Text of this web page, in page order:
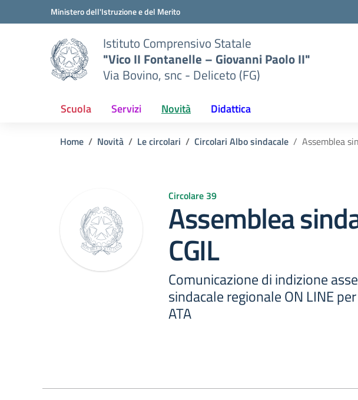
Vai ai contenuti
Vai al menu di navigazioneMinistero dell'Istruzione e del Merito
Istituto Comprensivo Statale
"Vico II Fontanelle – Giovanni Paolo II"
Via Bovino, snc - Deliceto (FG)
Scuola Servizi Novità Didattica
Home Novità Le circolari Circolari Albo sindacale Assemblea
Circolare 39
Assemblea
CGIL
Comunicazione di indizione
sindacale regionale ON LINE
ATA